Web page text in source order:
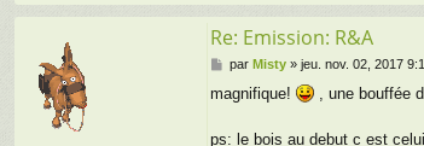
Re: Emission: R&A
M
s
a
par Misty» jeu. nov. 02, 2017
magnifique! , une bouffée
ps: le bois au debut c est